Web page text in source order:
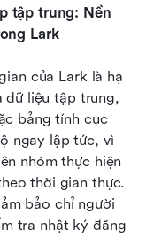
tập trung: Nền
Lark
của Lark là hạ
dữ liệu tập trung,
bảng tính cục
ngay lập tức, vì
nhóm thực hiện
thời gian thực.
bảo chỉ người
tra nhật ký đăng